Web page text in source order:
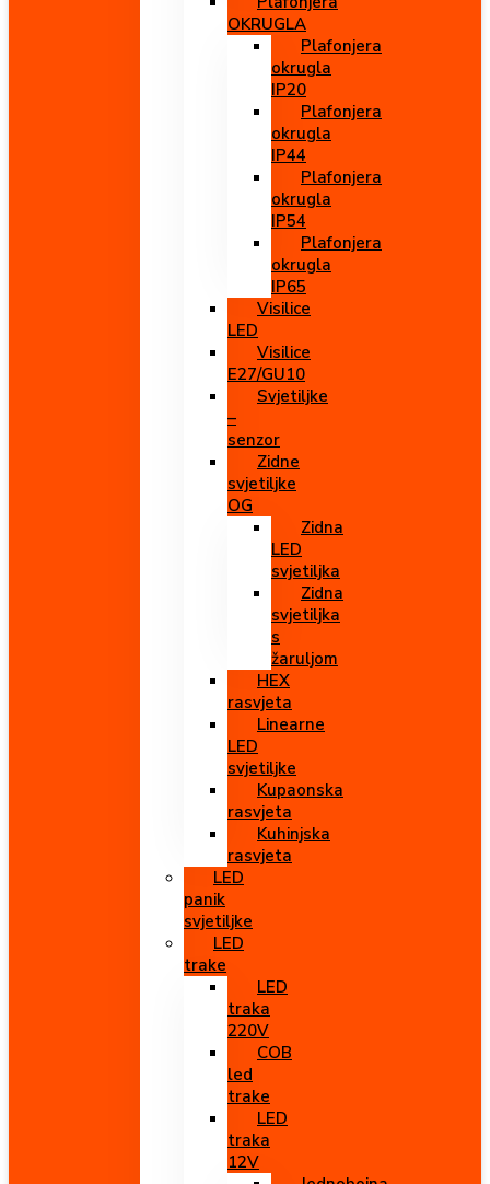
OKRUGLA
Plafonjera
okrugla
IP20
Plafonjera
okrugla
IP44
Plafonjera
okrugla
IP54
Plafonjera
okrugla
IP65
Visilice
LED
Visilice
E27/GU10
Svjetiljke
–
senzor
Zidne
svjetiljke
OG
Zidna
LED
svjetiljka
Zidna
svjetiljka
s
žaruljom
HEX
rasvjeta
Linearne
LED
svjetiljke
Kupaonska
rasvjeta
Kuhinjska
rasvjeta
LED
panik
svjetiljke
LED
trake
LED
traka
220V
COB
led
trake
LED
traka
12V